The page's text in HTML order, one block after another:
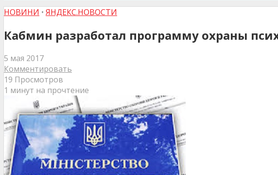
НОВИНИ • ЯНДЕКС.НОВОСТИ
Кабмин разработал программу охраны
5 мая 2017
Комментировать
19 Просмотров
1 минут на прочтение